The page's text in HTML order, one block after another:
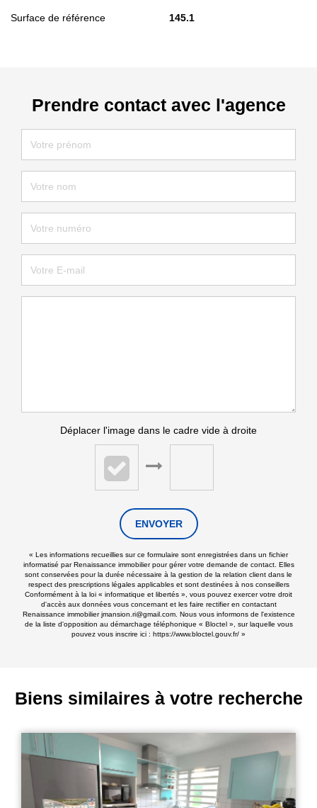
Surface de référence 145.1
Prendre contact avec l'agence
Déplacer l'image dans le cadre vide à droite
ENVOYER
« Les informations recueillies sur ce formulaire sont enregistrées dans un fichier
informatisé par Renaissance immobilier pour gérer votre demande de contact. Elles
sont conservées pour la durée nécessaire à la gestion de la relation client dans le
respect des prescriptions légales applicables et sont destinées à nos conseillers
Conformément à la loi « informatique et libertés », vous pouvez exercer votre droit
d'accès aux données vous concernant et les faire rectifier en contactant
Renaissance immobilier jmansion.ri@gmail.com. Nous vous informons de l'existence
de la liste d'opposition au démarchage téléphonique « Bloctel », sur laquelle vous
pouvez vous inscrire ici : https://www.bloctel.gouv.fr/ »
Biens similaires à votre recherche